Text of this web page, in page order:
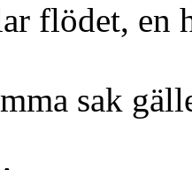
flödet, en
sak